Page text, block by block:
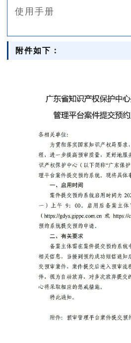
使用手册
附件如下：